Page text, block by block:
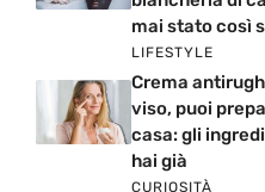
mai stato così
LIFESTYLE
Crema
viso, puoi
casa: gli
hai già
CURIOSITÀ